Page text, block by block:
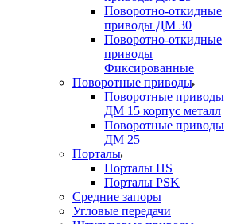
Поворотно-откидные
приводы ДМ 30
Поворотно-откидные
приводы
Фиксированные
Поворотные приводы
Поворотные приводы
ДМ 15 корпус металл
Поворотные приводы
ДМ 25
Порталы
Порталы HS
Порталы PSK
Средние запоры
Угловые передачи